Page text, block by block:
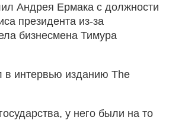
Андрея Ермака с должности
президента из-за
бизнесмена Тимура
в интервью изданию The
у него были на то